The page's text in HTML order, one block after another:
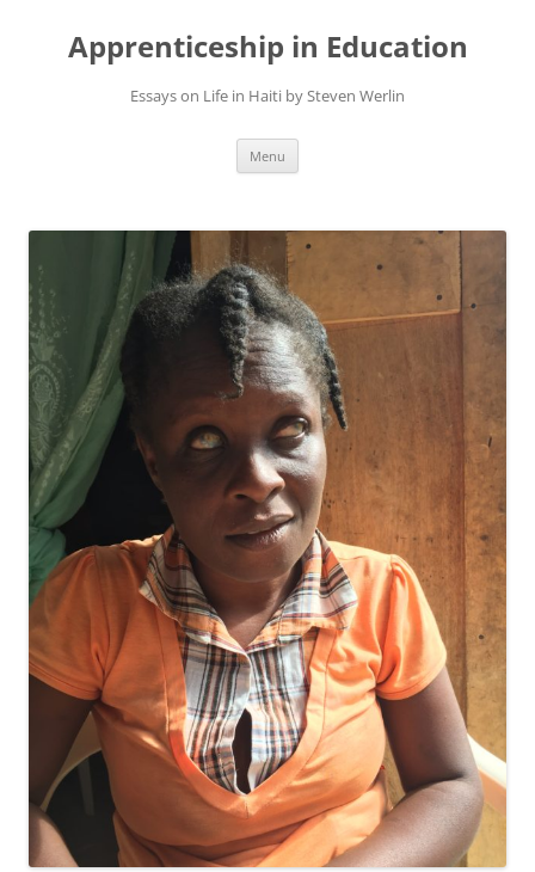
Apprenticeship in Education
Essays on Life in Haiti by Steven Werlin
Menu